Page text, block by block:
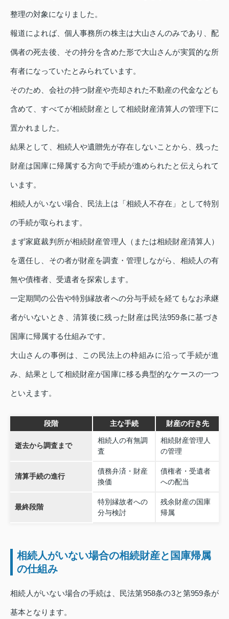
整理の対象になりました。
報道によれば、個人事務所の株主は大山さんのみであり、配
偶者の死去後、その持分を含めた形で大山さんが実質的な所
有者になっていたとみられています。
そのため、会社の持つ財産や売却された不動産の代金なども
含めて、すべてが相続財産として相続財産清算人の管理下に
置かれました。
結果として、相続人や遺贈先が存在しないことから、残った
財産は国庫に帰属する方向で手続が進められたと伝えられて
います。
相続人がいない場合、民法上は「相続人不存在」として特別
の手続が取られます。
まず家庭裁判所が相続財産管理人（または相続財産清算人）
を選任し、その者が財産を調査・管理しながら、相続人の有
無や債権者、受遺者を探索します。
一定期間の公告や特別縁故者への分与手続を経てもなお承継
者がいないとき、清算後に残った財産は民法959条に基づき
国庫に帰属する仕組みです。
大山さんの事例は、この民法上の枠組みに沿って手続が進
み、結果として相続財産が国庫に移る典型的なケースの一つ
といえます。
段階 主な手続 財産の行き先
逝去から調査まで
相続人の有無調
査
相続財産管理人
の管理
清算手続の進行
債務弁済・財産
換価
債権者・受遺者
への配当
最終段階
特別縁故者への
分与検討
残余財産の国庫
帰属
相続人がいない場合の相続財産と国庫帰属
の仕組み
相続人がいない場合の手続は、民法第958条の3と第959条が
基本となります。